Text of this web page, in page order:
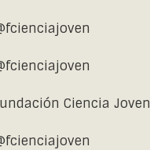
Ciencia Joven